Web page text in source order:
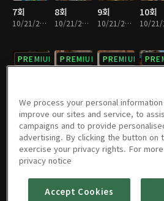
7회
10/21/2022 • 23분
8회
10/21/2022 • 23분
9회
10/21/2022 • 22분
10회
PREMIUM PREMIUM PREMIUM
PREMIUM
19회
10/21/2022 • 23분
PREMIUM
20회
PREMIUM
21회 22회
We process your personal
improve our sites and service, to
campaigns and to provide
advertising. By clicking the button on
exercise your privacy rights. For
privacy notice
Accept Cookies